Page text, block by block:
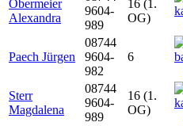
Obermeier
Alexandra
9604-
989
16 (1.
OG)
Paech Jürgen
08744
9604-
982
6
Sterr
Magdalena
08744
9604-
989
16 (1.
OG)